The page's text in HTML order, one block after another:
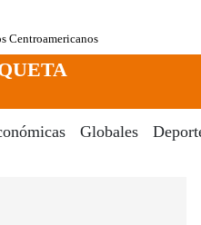
Centroamericanos
Globales